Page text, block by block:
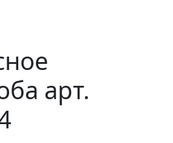
арт.